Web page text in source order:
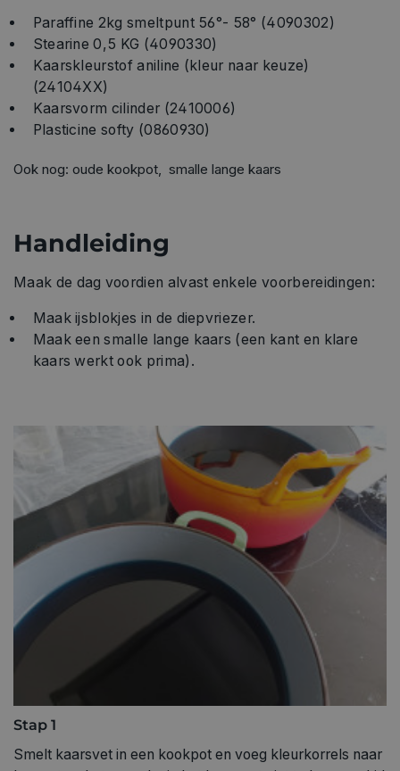
Paraffine 2kg smeltpunt 56°- 58° (4090302)
Stearine 0,5 KG (4090330)
Kaarskleurstof aniline (kleur naar keuze)
(24104XX)
Kaarsvorm cilinder (2410006)
Plasticine softy (0860930)
Ook nog: oude kookpot, smalle lange kaars
Handleiding
Maak de dag voordien alvast enkele voorbereidingen:
Maak ijsblokjes in de diepvriezer.
Maak een smalle lange kaars (een kant en klare
kaars werkt ook prima).
Stap 1
Smelt kaarsvet in een kookpot en voeg kleurkorrels naar